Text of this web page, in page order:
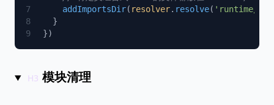
    addImportsDir
( resolver. resolve( 'runtime/
模块清理